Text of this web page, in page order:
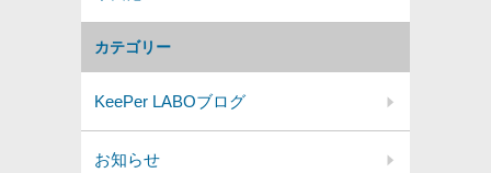
カテゴリー
KeePer LABOブログ
お知らせ